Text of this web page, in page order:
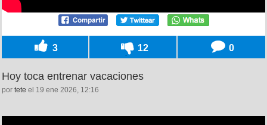
3 12 0
Hoy toca entrenar vacaciones
por tete el 19 ene 2026, 12:16